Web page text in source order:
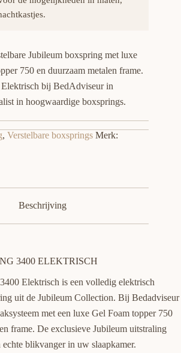
Jubileum boxspring met luxe
750 en duurzaam metalen frame.
bij BedAdviseur in
in hoogwaardige boxsprings.
, Verstelbare boxsprings Merk:
Beschrijving
3400 ELEKTRISCH
Elektrisch is een volledig elektrisch
uit de Jubileum Collection. Bij Bedadviseur
met een luxe Gel Foam topper 750
frame. De exclusieve Jubileum uitstraling
blikvanger in uw slaapkamer.